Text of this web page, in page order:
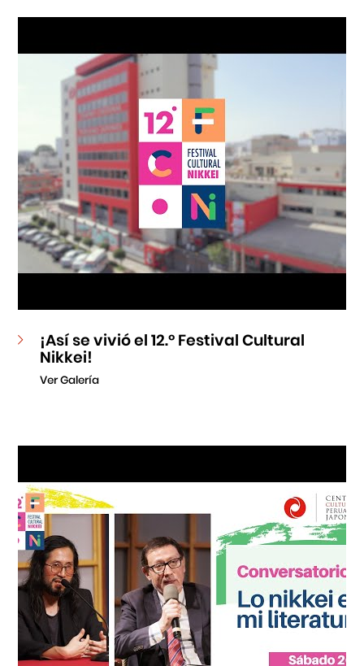
Museo de la Inmigración Japonesa
Fondo Editorial
Teatro Peruano Japonés
¡Así se vivió el 12.º Festival Cultural
Nikkei!
Ver Galería